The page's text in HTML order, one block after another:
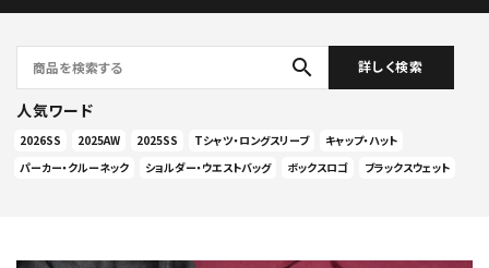
search 詳しく検索
人気ワード
2026SS 2025AW 2025SS Tシャツ・ロングスリーブ
キャップ・ハット
パーカー・クルーネック
ショルダー・ウエストバッグ ボックスロゴ ブラックスウェット